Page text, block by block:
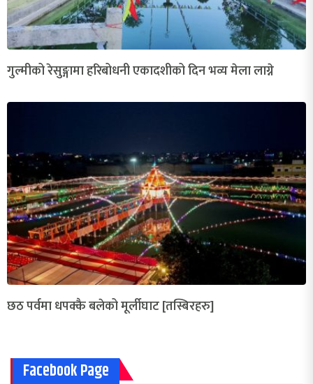
गुल्मीको रेसुङ्गामा हरिबोधनी एकादशीको दिन भव्य मेला लाग्ने
छठ पर्वमा धपक्कै बलेको मूर्लीघाट [तस्बिरहरु]
Facebook Page